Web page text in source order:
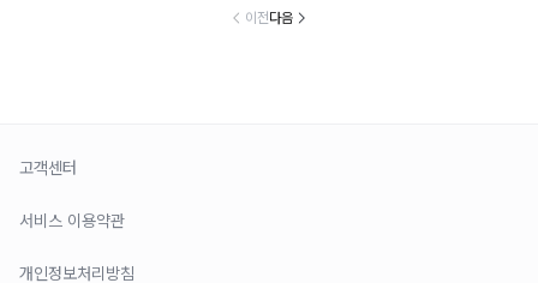
이전다음
고객센터
서비스 이용약관
개인정보처리방침